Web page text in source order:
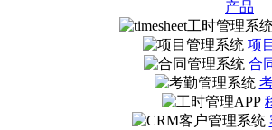
产品
项
合